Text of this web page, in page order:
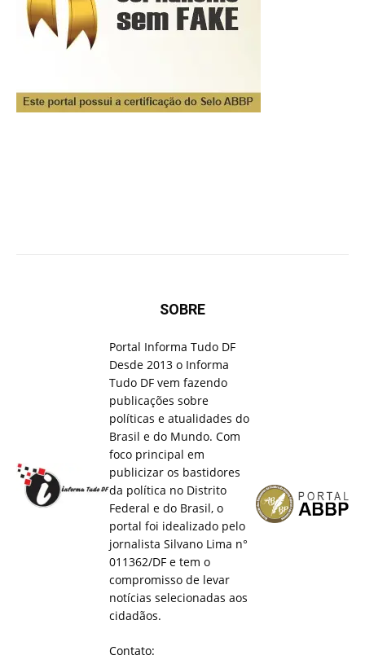
SOBRE
Portal Informa Tudo DF
Desde 2013 o Informa
Tudo DF vem fazendo
publicações sobre
políticas e atualidades do
Brasil e do Mundo. Com
foco principal em
publicizar os bastidores
da política no Distrito
Federal e do Brasil, o
portal foi idealizado pelo
jornalista Silvano Lima n°
011362/DF e tem o
compromisso de levar
notícias selecionadas aos
cidadãos.
Contato: